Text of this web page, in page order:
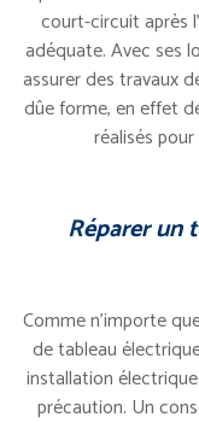
court-circuit après
adéquate. Avec ses
assurer des travaux
dûe forme, en effet
réalisés
Réparer un
Comme n’importe
de tableau
installation
précaution. Un